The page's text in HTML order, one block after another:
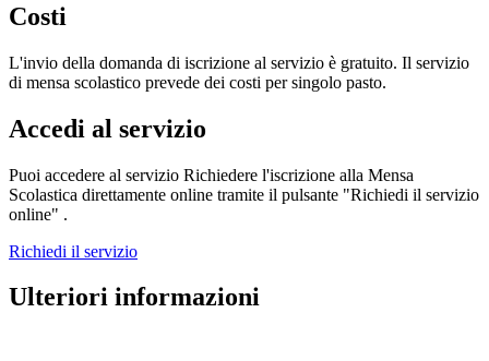
Costi
L'invio della domanda di iscrizione al servizio è gratuito. Il servizio
di mensa scolastico prevede dei costi per singolo pasto.
Accedi al servizio
Puoi accedere al servizio Richiedere l'iscrizione alla Mensa
Scolastica direttamente online tramite il pulsante "Richiedi il servizio
online" .
Richiedi il servizio
Ulteriori informazioni